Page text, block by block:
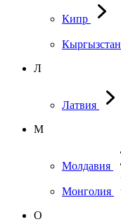
Кипр
Кыргызстан
Л
Латвия
М
Молдавия
Монголия
О